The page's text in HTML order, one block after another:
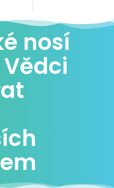
nosí
Vědci